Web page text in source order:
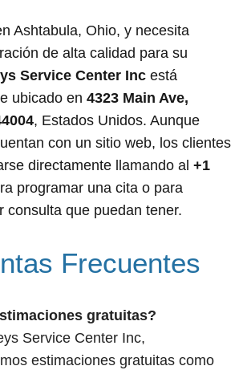
Ashtabula, Ohio, y necesita
de alta calidad para su
Service Center Inc está
ubicado en 4323 Main Ave,
, Estados Unidos. Aunque
con un sitio web, los clientes
directamente llamando al +1
programar una cita o para
consulta que puedan tener.
Frecuentes
gratuitas?
Service Center Inc,
estimaciones gratuitas como